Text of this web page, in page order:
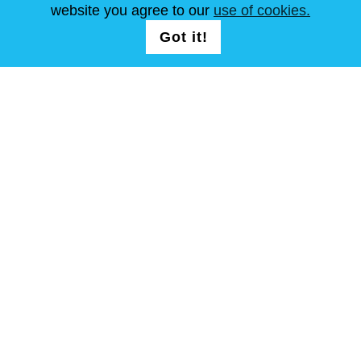
website you agree to our use of cookies.
Got it!